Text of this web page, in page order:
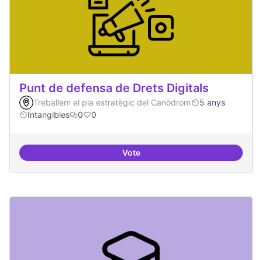
Punt de defensa de Drets Digitals
Treballem el pla estratègic del Canòdrom
5 anys
Intangibles
0 0
VotePunt de defensa de Drets Digitals